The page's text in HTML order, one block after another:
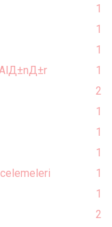
1
1
1
1
2
1
1
1
1
1
2